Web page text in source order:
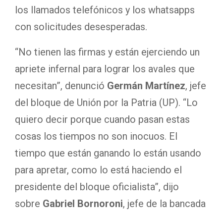
los llamados telefónicos y los whatsapps
con solicitudes desesperadas.
“No tienen las firmas y están ejerciendo un
apriete infernal para lograr los avales que
necesitan”, denunció Germán Martínez, jefe
del bloque de Unión por la Patria (UP). “Lo
quiero decir porque cuando pasan estas
cosas los tiempos no son inocuos. El
tiempo que están ganando lo están usando
para apretar, como lo está haciendo el
presidente del bloque oficialista”, dijo
sobre Gabriel Bornoroni, jefe de la bancada